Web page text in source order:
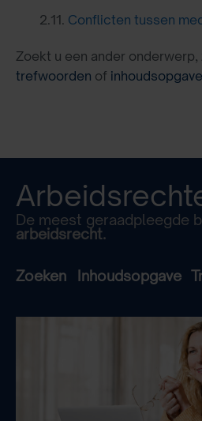
2.11. Conflicten tussen
Zoekt u een ander onderwerp,
trefwoorden of inhoudsopgave
De meest geraadpleegde
arbeidsrecht.
Zoeken Inhoudsopgave